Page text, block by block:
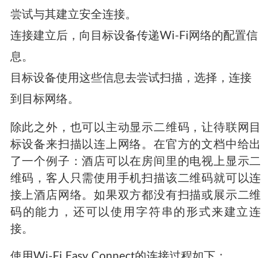
全密钥和唯一标志符等信息。任何可以扫描二维
担。
最为常见的场景是：
用户使用手机扫描目标设备的二维码后，会自动
尝试与其建立安全连接。
连接建立后，向目标设备传递Wi-Fi网络的配置信
息。
目标设备使用这些信息去尝试扫描，选择，连接
到目标网络。
除此之外，也可以主动显示二维码，让待联网目
标设备来扫描以连上网络。在官方的文档中给出